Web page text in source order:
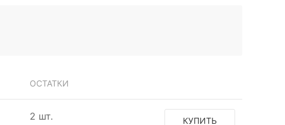
ОСТАТКИ
2 шт. КУПИТЬ